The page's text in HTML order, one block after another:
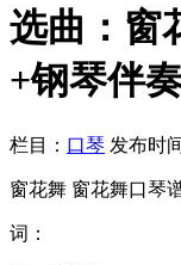
选曲：窗
+钢琴伴奏
栏目： 口琴 发布时
窗花舞 窗花舞口琴
词：